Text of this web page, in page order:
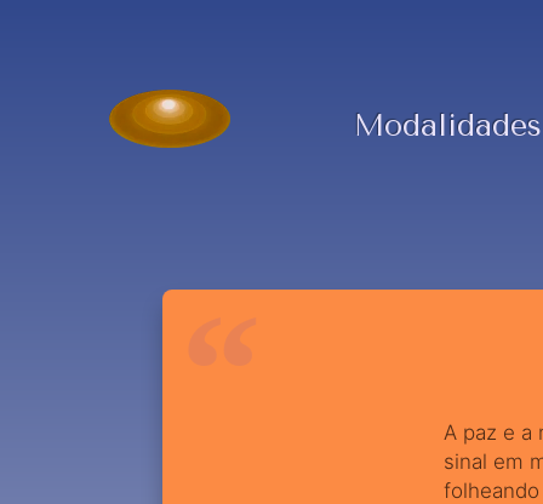
Modalidades
A paz e a
sinal em